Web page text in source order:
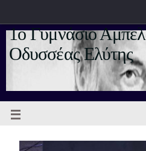
1ο Γυμνάσιο
Οδυσσέας Ελύτης